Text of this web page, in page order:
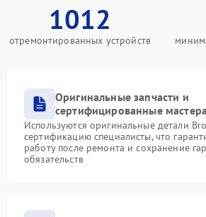
1012
отремонтированных устройств
Оригинальные запчасти и
сертифицированные мастера
Используются оригинальные детали
сертификацию специалисты, что
работу после ремонта и сохранение
обязательств